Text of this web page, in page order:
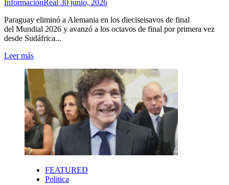
InformacionReal 30 junio, 2026
Paraguay eliminó a Alemania en los dieciseisavos de final
del Mundial 2026 y avanzó a los octavos de final por primera vez
desde Sudáfrica...
Leer másLeer
sobre
Hazaña
histórica
de
Paraguay
en
el
Mundial:
eliminó
a
Alemania
FEATURED
Politica